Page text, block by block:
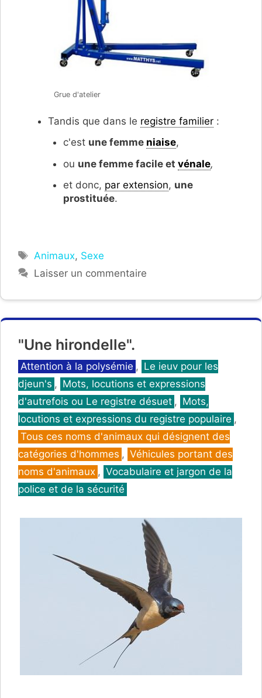
Grue d'atelier
Tandis que dans le registre familier :
c'est une femme niaise,
ou une femme facile et vénale,
et donc, par extension, une
prostituée.
Étiquettes
Animaux, Sexe
Laisser un commentaire
"Une hirondelle".
Catégories
Attention à la polysémie , Le ieuv pour les
djeun's , Mots, locutions et expressions
d'autrefois ou Le registre désuet , Mots,
locutions et expressions du registre populaire ,
Tous ces noms d'animaux qui désignent des
catégories d'hommes , Véhicules portant des
noms d'animaux , Vocabulaire et jargon de la
police et de la sécurité